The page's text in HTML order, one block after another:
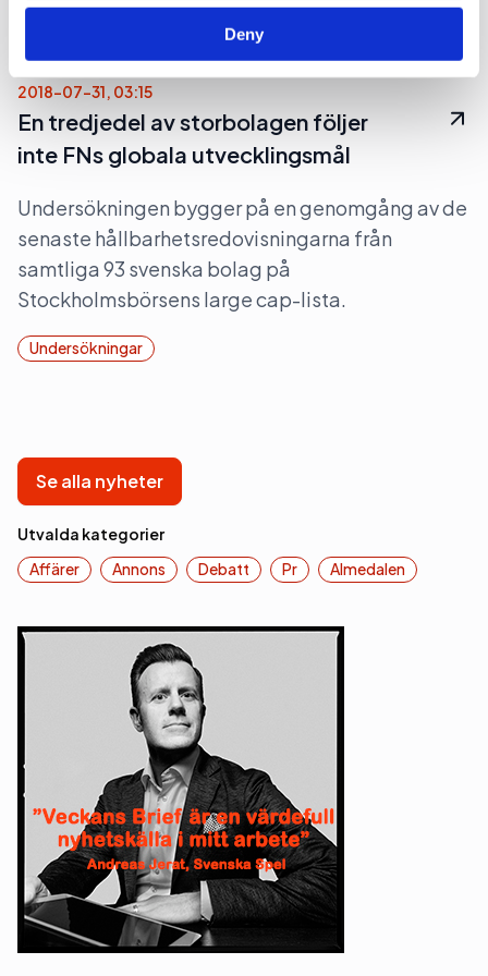
Deny
2018-07-31, 03:15
En tredjedel av storbolagen följer
inte FNs globala utvecklingsmål
Undersökningen bygger på en genomgång av de
senaste hållbarhetsredovisningarna från
samtliga 93 svenska bolag på
Stockholmsbörsens large cap-lista.
Undersökningar
Se alla nyheter
Utvalda kategorier
Affärer
Annons Debatt Pr Almedalen